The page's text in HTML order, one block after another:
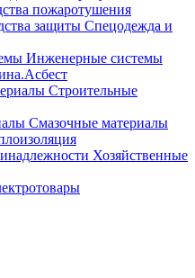
пожаротушения
Спецодежда и
Инженерные системы
Строительные
Смазочные материалы
Хозяйственные